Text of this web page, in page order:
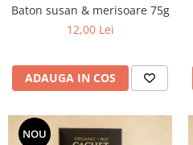
Baton susan & merisoare 75g
12,00 Lei
ADAUGA IN COS
NOU